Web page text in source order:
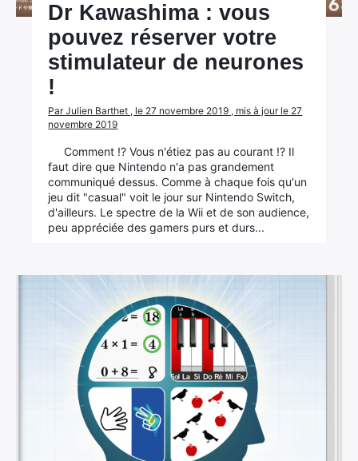
Dr Kawashima : vous
pouvez réserver votre
stimulateur de neurones
!
Par Julien Barthet , le 27 novembre 2019 , mis à jour le 27
novembre 2019
Comment !? Vous n'étiez pas au courant !? Il
faut dire que Nintendo n'a pas grandement
communiqué dessus. Comme à chaque fois qu'un
jeu dit "casual" voit le jour sur Nintendo Switch,
d'ailleurs. Le spectre de la Wii et de son audience,
peu appréciée des gamers purs et durs...